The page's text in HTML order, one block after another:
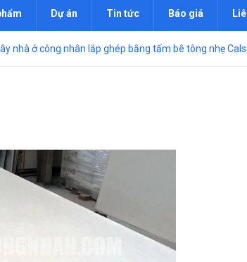
Dự án Tin tức Báo giá
nhà ở công nhân lắp ghép bằng tấm bê tông nhẹ